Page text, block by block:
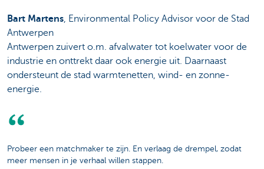
Bart Martens, Environmental Policy Advisor voor de Stad
Antwerpen
Antwerpen zuivert o.m. afvalwater tot koelwater voor de
industrie en onttrekt daar ook energie uit. Daarnaast
ondersteunt de stad warmtenetten, wind- en zonne-
energie.
Probeer een matchmaker te zijn. En verlaag de drempel, zodat
meer mensen in je verhaal willen stappen.